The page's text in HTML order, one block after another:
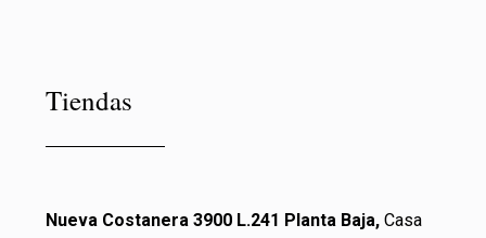
Tiendas
Nueva Costanera 3900 L.241 Planta Baja, Casa